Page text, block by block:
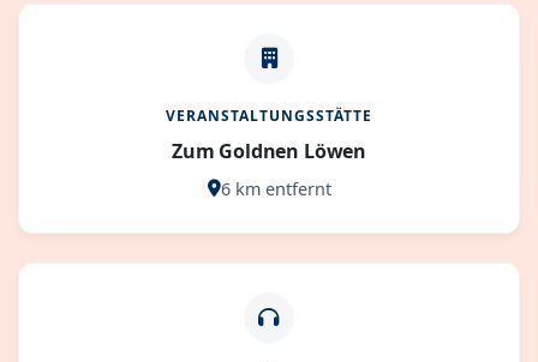
VERANSTALTUNGSSTÄTTE
Zum Goldnen Löwen
6 km entfernt